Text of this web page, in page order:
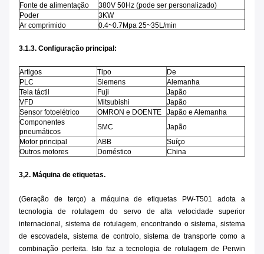
Fonte de alimentação
380V 50Hz (pode ser personalizado)
Poder
3KW
Ar comprimido
0.4~0.7Mpa 25~35L/min
3.1.3. Configuração principal:
Artigos Tipo
De
PLC
Siemens
Alemanha
Tela táctil
Fuji
Japão
VFD
Mitsubishi
Japão
Sensor fotoelétrico
OMRON e DOENTE
Japão e Alemanha
Componentes
pneumáticos
SMC
Japão
Motor principal
ABB
Suíço
Outros motores
Doméstico China
3,2. Máquina de etiquetas.
(Geração de terço) a máquina de etiquetas PW-T501 adota a
tecnologia de rotulagem do servo de alta velocidade superior
internacional, sistema de rotulagem, encontrando o sistema, sistema
de escovadela, sistema de controlo, sistema de transporte como a
combinação perfeita. Isto faz a tecnologia de rotulagem de Perwin